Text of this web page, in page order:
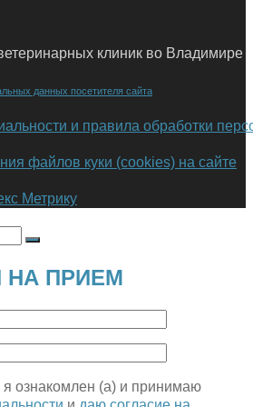
клиник во Владимире
данных посетителя сайта
и правила обработки
файлов куки (cookies) на сайте
Метрику
НА ПРИЕМ
я ознакомлен (а) и принимаю